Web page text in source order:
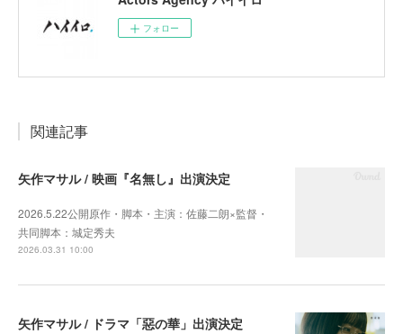
フォロー
関連記事
矢作マサル / 映画『名無し』出演決定
2026.5.22公開原作・脚本・主演：佐藤二朗×監督・
共同脚本：城定秀夫
2026.03.31 10:00
矢作マサル / ドラマ「惡の華」出演決定